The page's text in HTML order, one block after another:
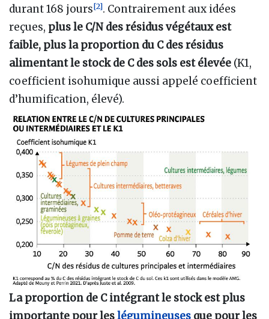
durant 168 jours[2]. Contrairement aux idées
reçues, plus le C/N des résidus végétaux est
faible, plus la proportion du C des résidus
alimentant le stock de C des sols est élevée (K1,
coefficient isohumique aussi appelé coefficient
d’humification, élevé).
La proportion de C intégrant le stock est plus
importante pour leslégumineuses que pour les